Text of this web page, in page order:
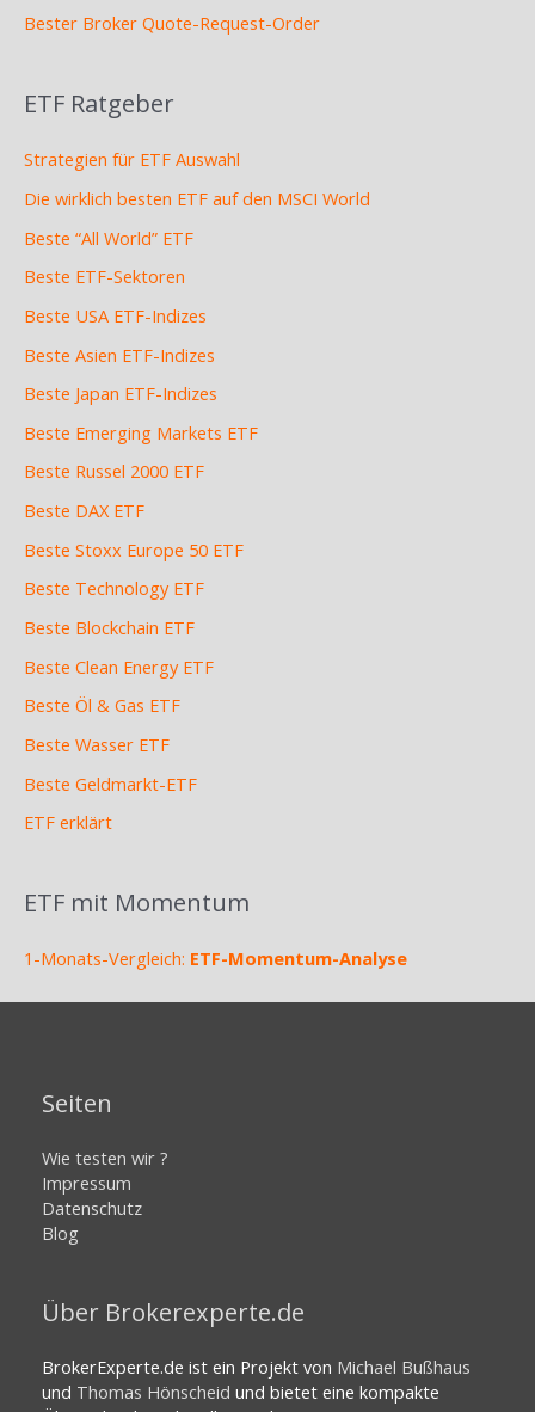
Bester Broker Quote-Request-Order
ETF Ratgeber
Strategien für ETF Auswahl
Die wirklich besten ETF auf den MSCI World
Beste “All World” ETF
Beste ETF-Sektoren
Beste USA ETF-Indizes
Beste Asien ETF-Indizes
Beste Japan ETF-Indizes
Beste Emerging Markets ETF
Beste Russel 2000 ETF
Beste DAX ETF
Beste Stoxx Europe 50 ETF
Beste Technology ETF
Beste Blockchain ETF
Beste Clean Energy ETF
Beste Öl & Gas ETF
Beste Wasser ETF
Beste Geldmarkt-ETF
ETF erklärt
ETF mit Momentum
1-Monats-Vergleich: ETF-Momentum-Analyse
Seiten
Wie testen wir ?
Impressum
Datenschutz
Blog
Über Brokerexperte.de
BrokerExperte.de ist ein Projekt von Michael Bußhaus
und Thomas Hönscheid und bietet eine kompakte